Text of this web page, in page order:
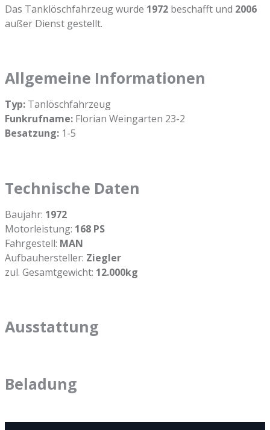
Das Tanklöschfahrzeug wurde 1972 beschafft und 2006
außer Dienst gestellt.
Allgemeine Informationen
Typ: Tanlöschfahrzeug
Funkrufname: Florian Weingarten 23-2
Besatzung: 1-5
Technische Daten
Baujahr: 1972
Motorleistung: 168 PS
Fahrgestell: MAN
Aufbauhersteller: Ziegler
zul. Gesamtgewicht: 12.000kg
Ausstattung
Beladung